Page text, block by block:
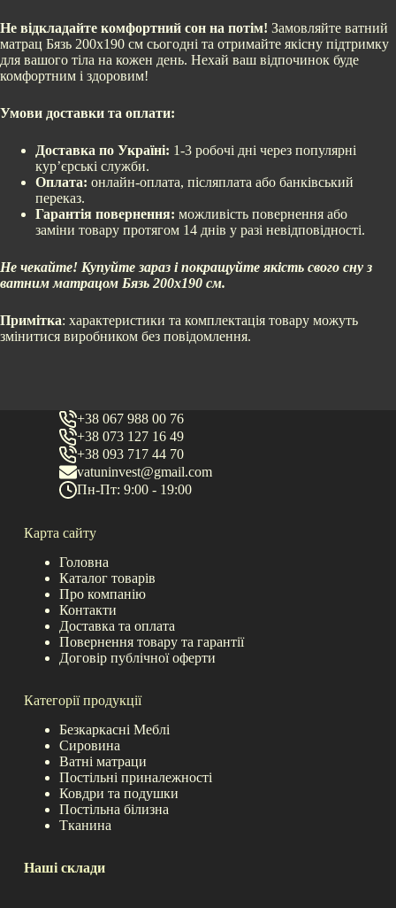
Не відкладайте комфортний сон на потім! Замовляйте ватний
матрац Бязь 200х190 см сьогодні та отримайте якісну підтримку
для вашого тіла на кожен день. Нехай ваш відпочинок буде
комфортним і здоровим!
Умови доставки та оплати:
Доставка по Україні: 1-3 робочі дні через популярні
кур’єрські служби.
Оплата: онлайн-оплата, післяплата або банківський
переказ.
Гарантія повернення: можливість повернення або
заміни товару протягом 14 днів у разі невідповідності.
Не чекайте! Купуйте зараз і покращуйте якість свого сну з
ватним матрацом Бязь 200х190 см.
Примітка: характеристики та комплектація товару можуть
змінитися виробником без повідомлення.
+38 067 988 00 76
+38 073 127 16 49
+38 093 717 44 70
vatuninvest@gmail.com
Пн-Пт: 9:00 - 19:00
Карта сайту
Головна
Каталог товарів
Про компанію
Контакти
Доставка та оплата
Повернення товару та гарантії
Договір публічної оферти
Категорії продукції
Безкаркасні Меблі
Сировина
Ватні матраци
Постільні приналежності
Ковдри та подушки
Постільна білизна
Тканина
Наші склади